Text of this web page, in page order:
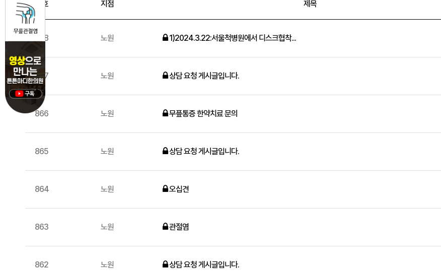
번호 지점 제목
868 노원 1)2024.3.22:서울척병원에서 디스크협착...
867 노원 상담 요청 게시글입니다.
866 노원 무픞통증 한약치료 문의
865 노원 상담 요청 게시글입니다.
864 노원 오십견
863 노원 관절염
862 노원 상담 요청 게시글입니다.